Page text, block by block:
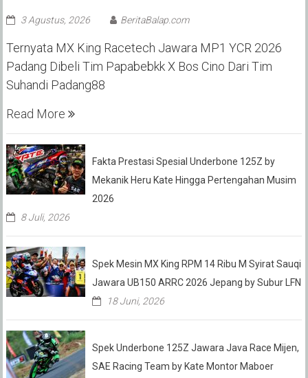
3 Agustus, 2026 BeritaBalap.com
Ternyata MX King Racetech Jawara MP1 YCR 2026
Padang Dibeli Tim Papabebkk X Bos Cino Dari Tim
Suhandi Padang88
Read More
Fakta Prestasi Spesial Underbone 125Z by
Mekanik Heru Kate Hingga Pertengahan Musim
2026
8 Juli, 2026
Spek Mesin MX King RPM 14 Ribu M Syirat Sauqi
Jawara UB150 ARRC 2026 Jepang by Subur LFN
18 Juni, 2026
Spek Underbone 125Z Jawara Java Race Mijen,
SAE Racing Team by Kate Montor Maboer